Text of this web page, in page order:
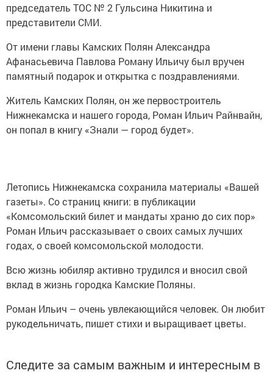
председатель ТОС № 2 Гульсина Никитина и
представители СМИ.
От имени главы Камских Полян Александра
Афанасьевича Павлова Роману Ильичу был вручен
памятный подарок и открытка с поздравлениями.
Житель Камских Полян, он же первостроитель
Нижнекамска и нашего города, Роман Ильич Райнвайн,
он попал в книгу «Знали — город будет».
Летопись Нижнекамска сохранила материалы «Вашей
газеты». Со страниц книги: в публикации
«Комсомольский билет и мандаты храню до сих пор»
Роман Ильич рассказывает о своих самых лучших
годах, о своей комсомольской молодости.
Всю жизнь юбиляр активно трудился и вносил свой
вклад в жизнь городка Камские Поляны.
Роман Ильич – очень увлекающийся человек. Он любит
рукодельничать, пишет стихи и выращивает цветы.
Следите за самым важным и интересным в